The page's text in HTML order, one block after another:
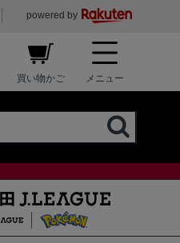
powered by
買い物かご メニュー